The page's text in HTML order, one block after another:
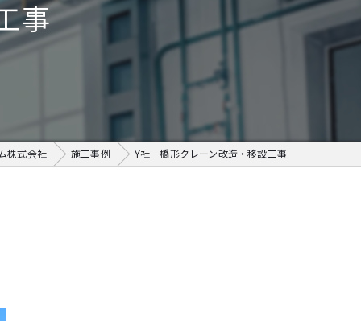
事
株式会社 施工事例 Y社 橋形クレーン改造・移設工事